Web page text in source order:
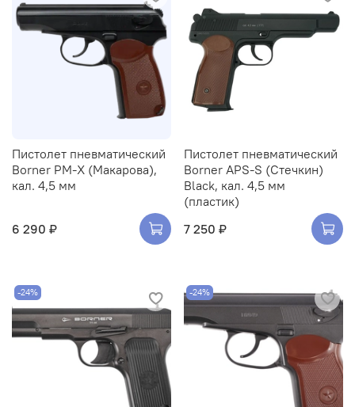
Пистолет пневматический
Borner PM-X (Макарова),
кал. 4,5 мм
6 290 ₽
Пистолет пневматический
Borner APS-S (Стечкин)
Black, кал. 4,5 мм
(пластик)
7 250 ₽
-24% -24%